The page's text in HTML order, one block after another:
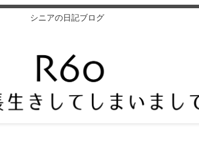
シニアの日記ブログ